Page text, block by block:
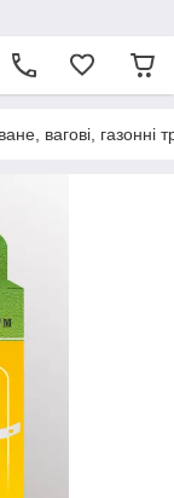
вагові, газонні